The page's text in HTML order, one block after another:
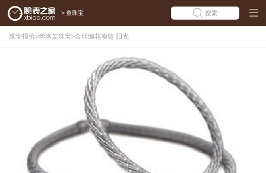
> 查珠宝 搜索
珠宝报价>华洛芙珠宝>金丝编花项链 阳光